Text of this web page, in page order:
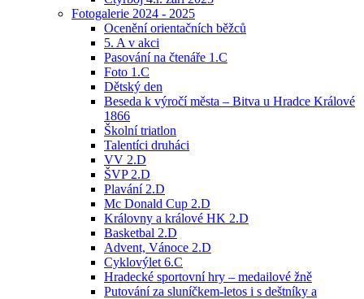
Fotogalerie 2024 - 2025
Ocenění orientačních běžců
5. A v akci
Pasování na čtenáře 1.C
Foto 1.C
Dětský den
Beseda k výročí města – Bitva u Hradce Králové
1866
Školní triatlon
Talentíci druháci
VV 2.D
ŠVP 2.D
Plavání 2.D
Mc Donald Cup 2.D
Královny a králové HK 2.D
Basketbal 2.D
Advent, Vánoce 2.D
Cyklovýlet 6.C
Hradecké sportovní hry – medailové žně
Putování za sluníčkem-letos i s deštníky a